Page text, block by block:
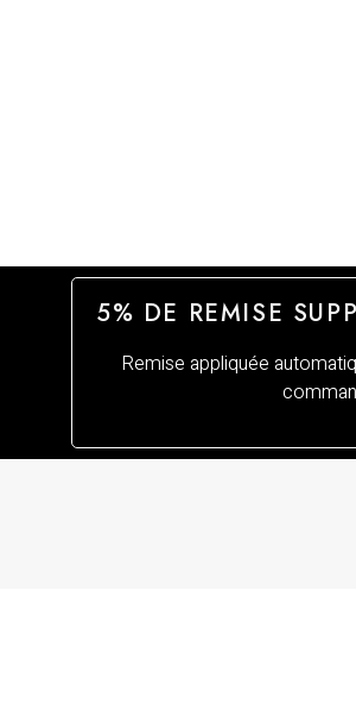
5% DE REMISE
Remise appliquée